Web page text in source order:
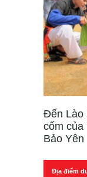
Đến Lào
cốm
Bảo Yên
Địa điểm